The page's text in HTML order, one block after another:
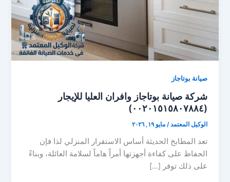
صيانة بوتاجاز
شركة صيانة بوتاجاز وافران العليا للإيجار
(٠٠٢٠١٥١٥٨٠٧٨٨٤)
الوكيل المعتمد/مايو ١٩, ٢٠٢٦
تعد المطابخ الحديثة أساس الاستقرار المنزلي لذا فإن
الحفاظ على كفاءة أجهزتها أمراً هاماً لسلامة العائلة، وبناءً
على ذلك توفر […]